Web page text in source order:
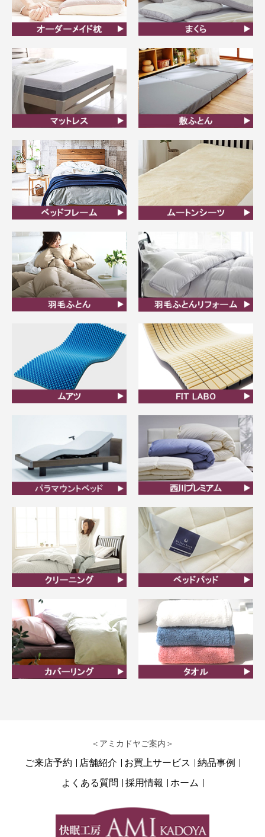
ん
＜アミカドヤご案内＞
ご来店予約 店舗紹介 お買上サービス
納品事例
よくある質問
採用情報 ホーム